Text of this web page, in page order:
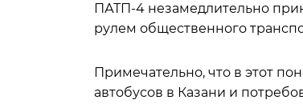
ПАТП-4 незамедлительно
рулем общественного
Примечательно, что в этот
автобусов в Казани и